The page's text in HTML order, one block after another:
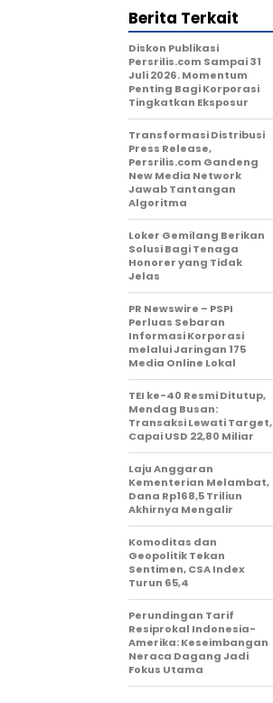
Berita Terkait
Diskon Publikasi
Persrilis.com Sampai 31
Juli 2026. Momentum
Penting Bagi Korporasi
Tingkatkan Eksposur
Transformasi Distribusi
Press Release,
Persrilis.com Gandeng
New Media Network
Jawab Tantangan
Algoritma
Loker Gemilang Berikan
Solusi Bagi Tenaga
Honorer yang Tidak
Jelas
PR Newswire – PSPI
Perluas Sebaran
Informasi Korporasi
melalui Jaringan 175
Media Online Lokal
TEI ke-40 Resmi Ditutup,
Mendag Busan:
Transaksi Lewati Target,
Capai USD 22,80 Miliar
Laju Anggaran
Kementerian Melambat,
Dana Rp168,5 Triliun
Akhirnya Mengalir
Komoditas dan
Geopolitik Tekan
Sentimen, CSA Index
Turun 65,4
Perundingan Tarif
Resiprokal Indonesia-
Amerika: Keseimbangan
Neraca Dagang Jadi
Fokus Utama